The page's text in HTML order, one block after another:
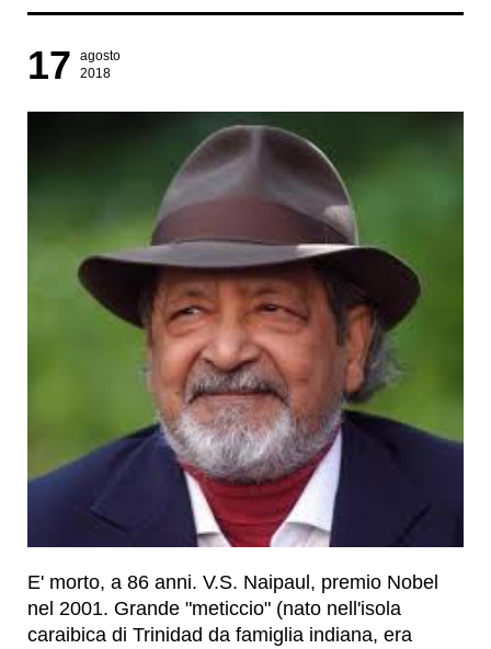
17
agosto
2018
E' morto, a 86 anni. V.S. Naipaul, premio Nobel
nel 2001. Grande "meticcio" (nato nell'isola
caraibica di Trinidad da famiglia indiana, era